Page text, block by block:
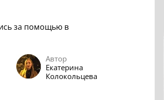
за помощью в
Автор
Екатерина
Колокольцева